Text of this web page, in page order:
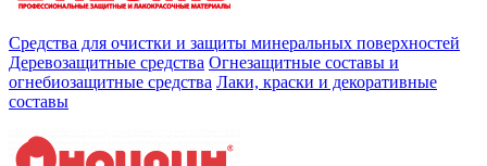
Средства для очистки и защиты минеральных поверхностей
Деревозащитные средства Огнезащитные составы и
огнебиозащитные средства Лаки, краски и декоративные
составы